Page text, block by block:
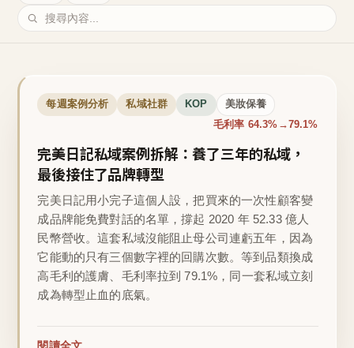
每週案例分析 私域社群 KOP 美妝保養
毛利率 64.3%→79.1%
完美日記私域案例拆解：養了三年的私域，
最後接住了品牌轉型
完美日記用小完子這個人設，把買來的一次性顧客變
成品牌能免費對話的名單，撐起 2020 年 52.33 億人
民幣營收。這套私域沒能阻止母公司連虧五年，因為
它能動的只有三個數字裡的回購次數。等到品類換成
高毛利的護膚、毛利率拉到 79.1%，同一套私域立刻
成為轉型止血的底氣。